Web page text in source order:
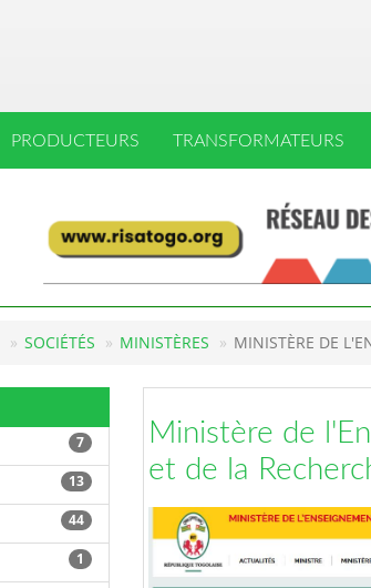
PRODUCTEURS TRANSFORMATEURS
SOCIÉTÉS MINISTÈRES MINISTÈRE DE
7
13
44
1
Ministère de
et de la